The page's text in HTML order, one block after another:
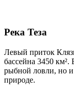
Река Теза
Левый приток
бассейна 3450 км².
рыбной ловли, но и
природе.